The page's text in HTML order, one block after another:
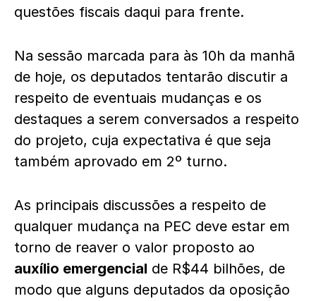
questões fiscais daqui para frente.
Na sessão marcada para às 10h da manhã
de hoje, os deputados tentarão discutir a
respeito de eventuais mudanças e os
destaques a serem conversados a respeito
do projeto, cuja expectativa é que seja
também aprovado em 2º turno.
As principais discussões a respeito de
qualquer mudança na PEC deve estar em
torno de reaver o valor proposto ao
auxílio emergencial de R$44 bilhões, de
modo que alguns deputados da oposição